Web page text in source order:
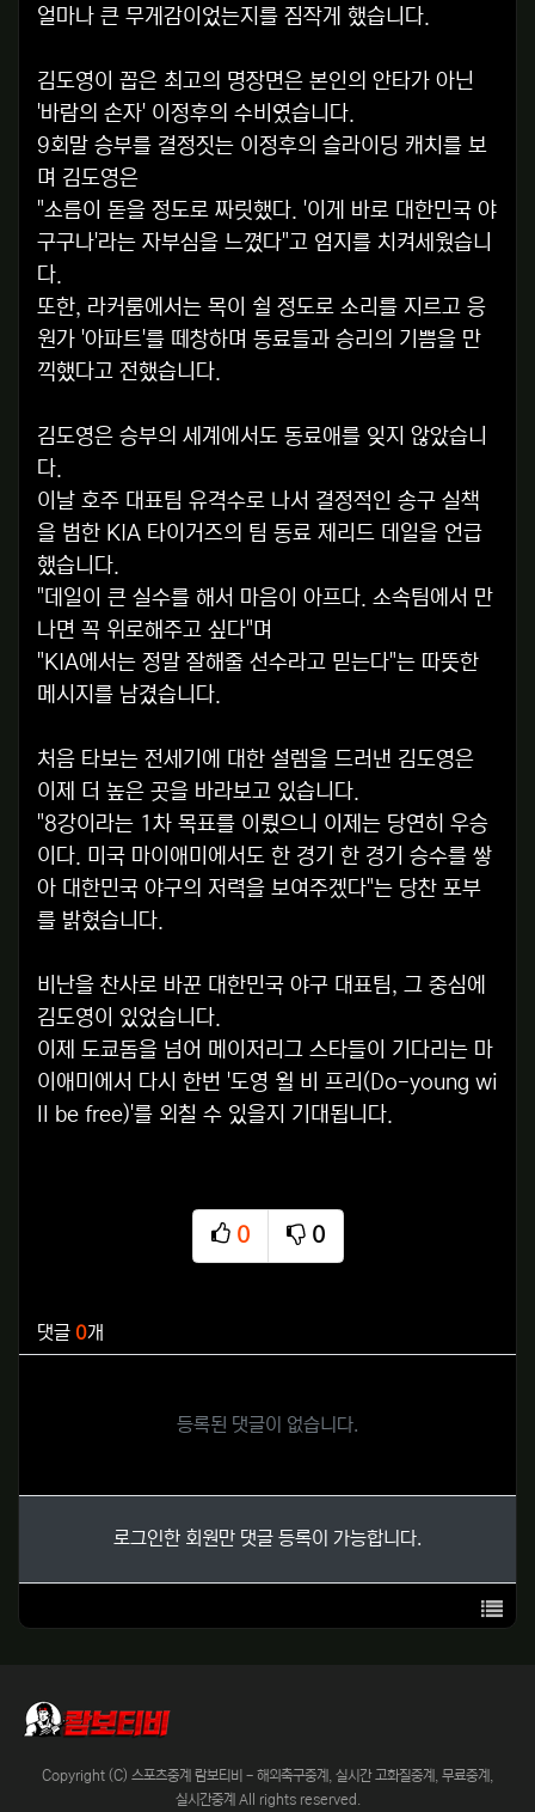
얼마나 큰 무게감이었는지를 짐작게 했습니다.
김도영이 꼽은 최고의 명장면은 본인의 안타가 아닌
'바람의 손자' 이정후의 수비였습니다.
9회말 승부를 결정짓는 이정후의 슬라이딩 캐치를 보
며 김도영은
"소름이 돋을 정도로 짜릿했다. '이게 바로 대한민국 야
구구나'라는 자부심을 느꼈다"고 엄지를 치켜세웠습니
다.
또한, 라커룸에서는 목이 쉴 정도로 소리를 지르고 응
원가 '아파트'를 떼창하며 동료들과 승리의 기쁨을 만
끽했다고 전했습니다.
김도영은 승부의 세계에서도 동료애를 잊지 않았습니
다.
이날 호주 대표팀 유격수로 나서 결정적인 송구 실책
을 범한 KIA 타이거즈의 팀 동료 제리드 데일을 언급
했습니다.
"데일이 큰 실수를 해서 마음이 아프다. 소속팀에서 만
나면 꼭 위로해주고 싶다"며
"KIA에서는 정말 잘해줄 선수라고 믿는다"는 따뜻한
메시지를 남겼습니다.
처음 타보는 전세기에 대한 설렘을 드러낸 김도영은
이제 더 높은 곳을 바라보고 있습니다.
"8강이라는 1차 목표를 이뤘으니 이제는 당연히 우승
이다. 미국 마이애미에서도 한 경기 한 경기 승수를 쌓
아 대한민국 야구의 저력을 보여주겠다"는 당찬 포부
를 밝혔습니다.
비난을 찬사로 바꾼 대한민국 야구 대표팀, 그 중심에
김도영이 있었습니다.
이제 도쿄돔을 넘어 메이저리그 스타들이 기다리는 마
이애미에서 다시 한번 '도영 윌 비 프리(Do-young wi
ll be free)'를 외칠 수 있을지 기대됩니다.
0
추천
0
비추천
댓글 0개
등록된 댓글이 없습니다.
로그인한 회원만 댓글 등록이 가능합니다.
목록
Copyright (C) 스포츠중계 람보티비 - 해외축구중계, 실시간 고화질중계, 무료중계,
실시간중계 All rights reserved.